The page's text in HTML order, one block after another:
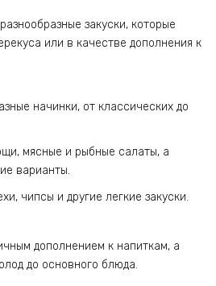
закуски, которые
или в качестве дополнения к
начинки, от классических до
мясные и рыбные салаты, а
варианты.
чипсы и другие легкие закуски.
дополнением к напиткам, а
до основного блюда.